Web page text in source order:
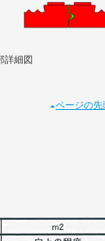
詳細図
ページの先